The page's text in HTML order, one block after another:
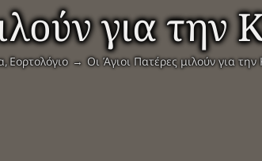
για την
Εορτολόγιο Οι Άγιοι Πατέρες μιλούν για